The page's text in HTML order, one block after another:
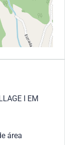
I EM
área